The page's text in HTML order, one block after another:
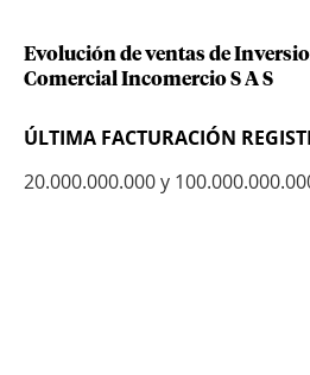
Evolución de ventas de
Comercial Incomercio S A S
ÚLTIMA FACTURACIÓN
20.000.000.000 y